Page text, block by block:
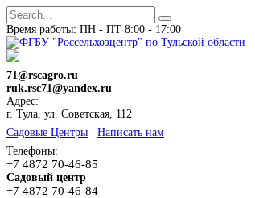
Время работы: ПН - ПТ 8:00 - 17:00
71@rscagro.ru
ruk.rsc71@yandex.ru
Адрес:
г. Тула, ул. Советская, 112
Cадовые Центры
Написать нам
Телефоны:
+7 4872 70-46-85
Садовый центр
+7 4872 70-46-84